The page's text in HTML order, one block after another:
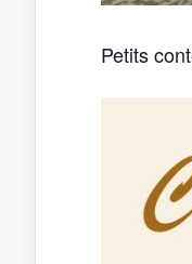
Petits